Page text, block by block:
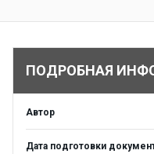
ПОДРОБНАЯ
Автор
Дата подготовки